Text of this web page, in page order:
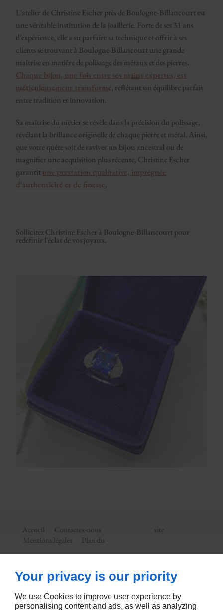
L'atelier de Christine Escher près de Boulogne-Billancourt est
une véritable institution de la joaillerie. Forte de ses 31 ans
d’expérience, elle a su parfaire sa technique et offrir à ses
clients se trouvant à Boulogne-Billancourt une grande
maîtrise en matière de polissage des métaux et des pierres.
Chaque bijou, une fois entre ses mains expertes, est
méticuleusement transformé, reflétant un équilibre parfait
entre tradition et innovation.
Sa maîtrise du métier se révèle dans la précision du polissage,
révélant la brillance originelle de chaque pierre et métal. Ainsi,
que votre quête soit de raviver un bijou ancestral ou de
magnifier une acquisition plus récente, Christine Escher
garantit une prestation qualitative, imprégnée
d'authenticité et de finesse.
Sollicitez Christine Escher à Boulogne-Billancourt pour
redéfinir l'éclat de vos joyaux.
09 74 56 35 02
Accueil
Contactez-nous
Mentions légales
Plan du
site
Your privacy is our priority
We use Cookies to improve user experience by
personalising content and ads, as well as analyzing